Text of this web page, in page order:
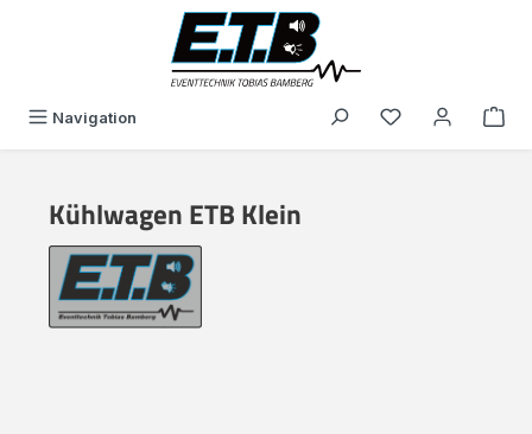
Navigation Du hast 0
Kühlwagen ETB Klein